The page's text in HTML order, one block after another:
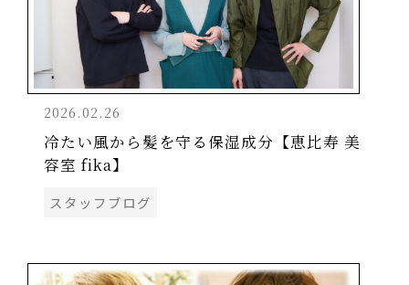
2026.02.26
冷たい風から髪を守る保湿成分【恵比寿 美
容室 fika】
スタッフブログ